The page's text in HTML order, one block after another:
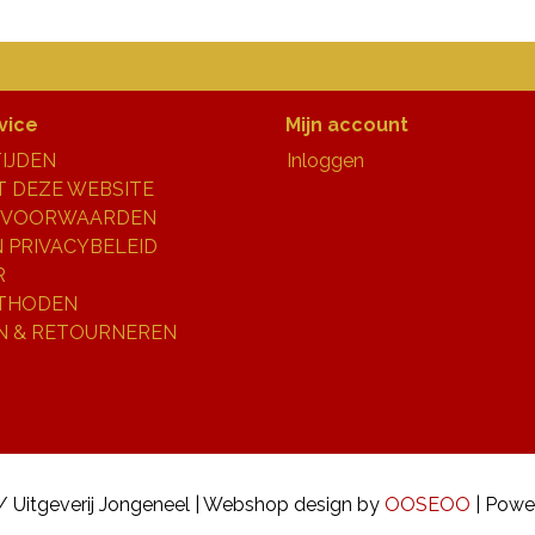
DEZE WEBSITE
& RETOURNEREN
Mijn account
Inloggen
Jongeneel | Webshop design by OOSEOO |